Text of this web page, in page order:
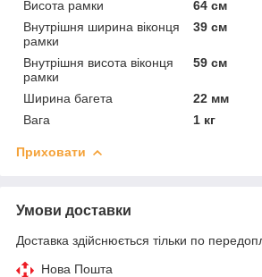
Висота рамки
64 см
Внутрішня ширина віконця
рамки
39 см
Внутрішня висота віконця
рамки
59 см
Ширина багета
22 мм
Вага
1 кг
Приховати
Умови доставки
Доставка здійснюється тільки по
Нова Пошта